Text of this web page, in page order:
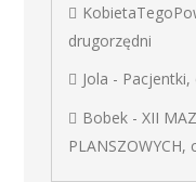
drugorzędni
Jola -
Bobek- XII